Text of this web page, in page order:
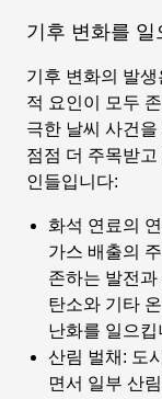
기후 변화를 일
기후 변화의 발
적 요인이 모두
극한 날씨 사건을
점점 더 주목받
인들입니다:
화석 연료의
가스 배출의
존하는 발전
탄소와 기타
난화를 일으킵
산림 벌채 : 도
면서 일부 산